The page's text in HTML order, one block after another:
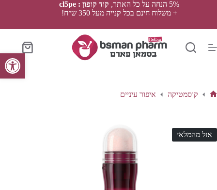
פתח סרגל נגישות
5% הנחה על כל האתר,
קוד קופון : cl5pe
+ משלוח חינם בכל קנייה מעל 350 ש״ח!
סל
הקניות
קוסמטיקה איפור עיניים
אזל מהמלאי